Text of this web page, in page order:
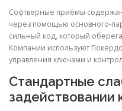
Софтверные приёмы
через помощью основного-
сильный код, который
Компании используют
управления ключами и
Стандартные
задействовании